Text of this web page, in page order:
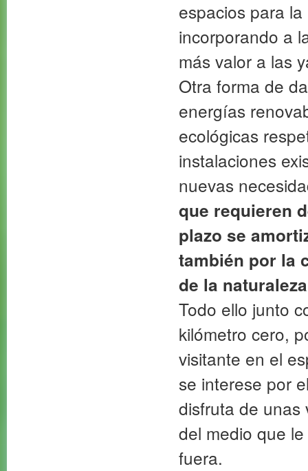
espacios para
incorporando a
más valor a las
Otra forma de
energías
ecológicas
instalaciones
nuevas
que requieren
plazo se
también por la
de la
Todo ello junto
kilómetro cero,
visitante en el
se interese por
disfruta de unas
del medio que
fuera.